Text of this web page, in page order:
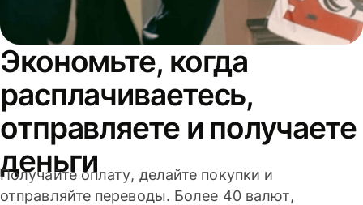
Экономьте, когда
расплачиваетесь,
отправляете и получаете
деньги
Получайте оплату, делайте покупки и
отправляйте переводы. Более 40 валют,